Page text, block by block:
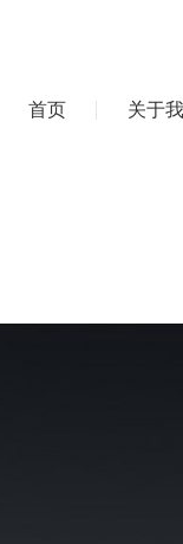
首页 关于